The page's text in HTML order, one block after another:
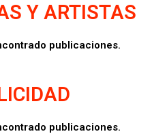
Y ARTISTAS
publicaciones.
publicaciones.